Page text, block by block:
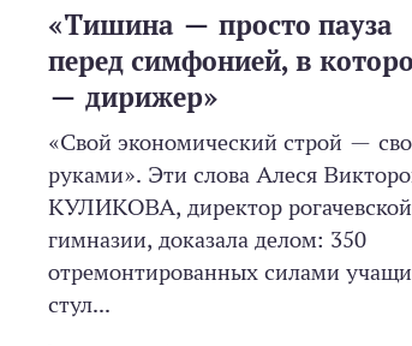
«Тишина — просто пауза
перед симфонией, в
— дирижер»
«Свой экономический строй —
руками». Эти слова Алеся
КУЛИКОВА, директор рогачевской
гимназии, доказала делом: 350
отремонтированных силами
стул...